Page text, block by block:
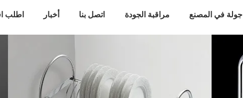
جولة في المصنع مراقبة الجودة اتصل بنا أخبار اطلب